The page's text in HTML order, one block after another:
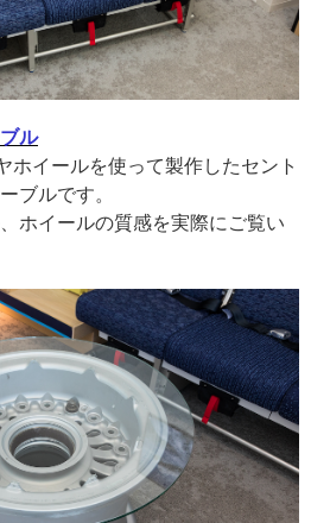
ル
イールを使って製作したセント
ブルです。
ホイールの質感を実際にご覧い